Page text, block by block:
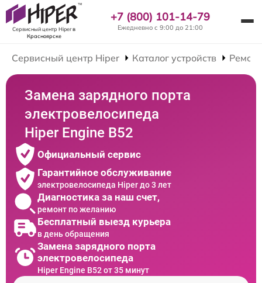
Сервисный центр Hiperв
Красноярске
+7 (800) 101-14-79
Ежедневно с 9:00 до 21:00
Сервисный центр Hiper Каталог устройств
Замена зарядного порта
электровелосипеда
Hiper Engine B52
Официальный сервис
Гарантийное обслуживание
электровелосипеда Hiper до 3 лет
Диагностика за наш счет,
ремонт по желанию
Бесплатный выезд курьера
в день обращения
Замена зарядного порта
электровелосипеда
Hiper Engine B52 от 35 минут